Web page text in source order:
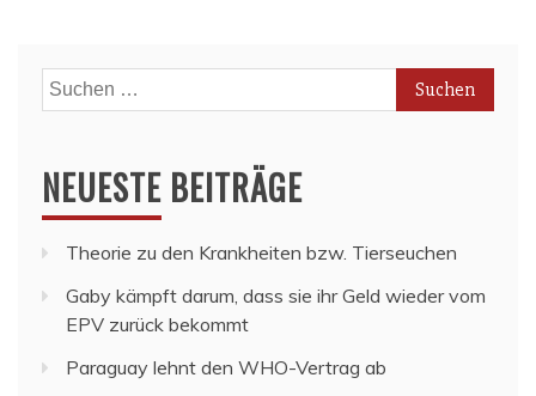
Suchen
nach:
NEUESTE BEITRÄGE
Theorie zu den Krankheiten bzw. Tierseuchen
Gaby kämpft darum, dass sie ihr Geld wieder vom
EPV zurück bekommt
Paraguay lehnt den WHO-Vertrag ab